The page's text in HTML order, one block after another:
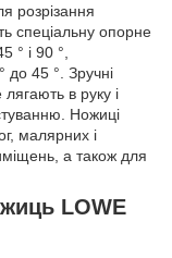
розрізання
спеціальну опорне
° і 90 °,
до 45 °. Зручні
в руку і
Ножиці
малярних і
а також для
LOWE